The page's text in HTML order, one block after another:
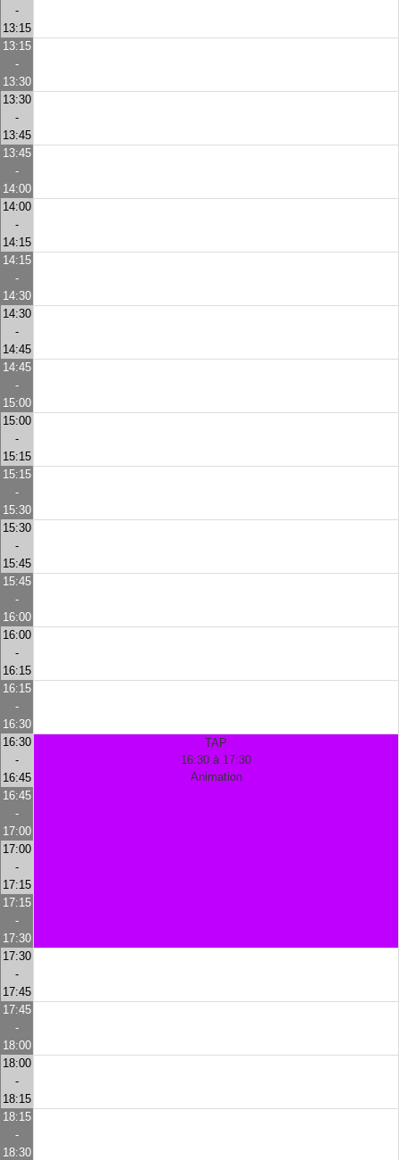
-
13:15
13:15
-
13:30
13:30
-
13:45
13:45
-
14:00
14:00
-
14:15
14:15
-
14:30
14:30
-
14:45
14:45
-
15:00
15:00
-
15:15
15:15
-
15:30
15:30
-
15:45
15:45
-
16:00
16:00
-
16:15
16:15
-
16:30
16:30
-
16:45
TAP
16:30 à 17:30
Animation
16:45
-
17:00
17:00
-
17:15
17:15
-
17:30
17:30
-
17:45
17:45
-
18:00
18:00
-
18:15
18:15
-
18:30